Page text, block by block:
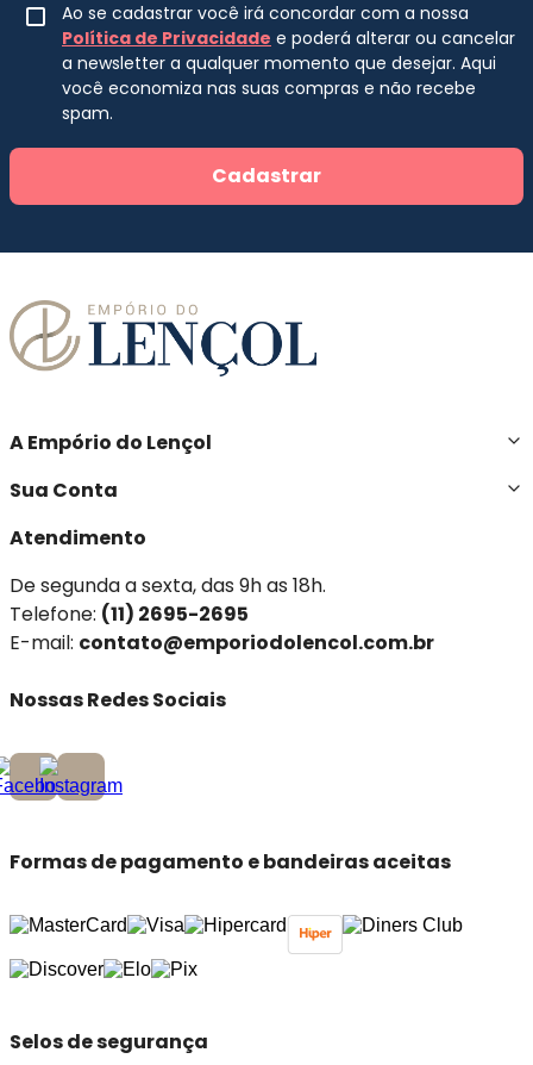
Ao se cadastrar você irá concordar com a nossa
Política de Privacidade e poderá alterar ou cancelar
a newsletter a qualquer momento que desejar. Aqui
você economiza nas suas compras e não recebe
spam.
Cadastrar
A Empório do Lençol
Sua Conta
Atendimento
De segunda a sexta, das 9h as 18h.
Telefone: (11) 2695-2695
E-mail: contato@emporiodolencol.com.br
Nossas Redes Sociais
Formas de pagamento e bandeiras aceitas
Selos de segurança